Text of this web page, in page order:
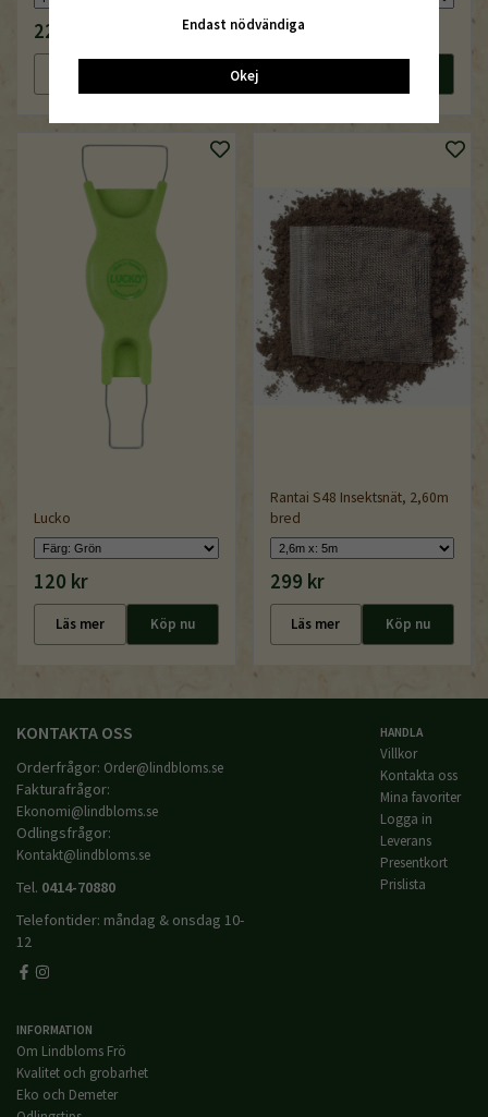
229 kr 450 kr
Lucko
120 kr
Läs mer Köp nu
Rantai S48 Insektsnät, 2,60m
bred
299 kr
Läs mer Köp nu
KONTAKTA OSS
Orderfrågor: Order@lindbloms.se
Fakturafrågor:
Ekonomi@lindbloms.se
Odlingsfrågor:
Kontakt@lindbloms.se
Tel. 0414-70880
Telefontider: måndag & onsdag 10-
12
HANDLA
Villkor
Kontakta oss
Mina favoriter
Logga in
Leverans
Presentkort
Prislista
INFORMATION
Om Lindbloms Frö
Kvalitet och grobarhet
Eko och Demeter
Endast nödvändiga
Okej